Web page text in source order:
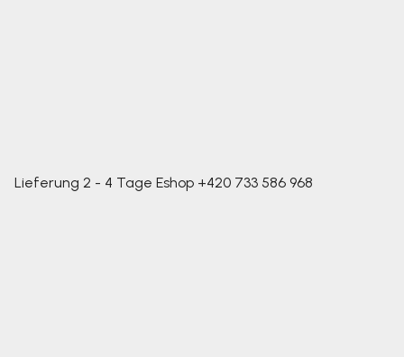
Lieferung 2 - 4 Tage Eshop +420 733 586 968